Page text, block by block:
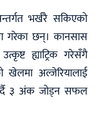
भर्खरै सकिएको
गरेका छन्। कानसास
ह्याट्रिक गरेसँगै
खेलमा अल्जेरियालाई
३ अंक जोड्न सफल